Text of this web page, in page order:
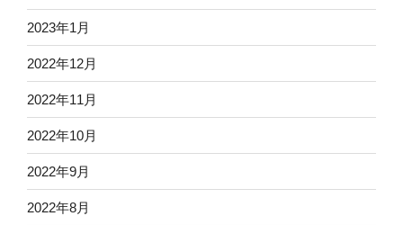
2023年1月
2022年12月
2022年11月
2022年10月
2022年9月
2022年8月